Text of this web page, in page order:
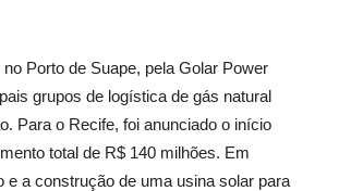
Porto de Suape, pela Golar Power
grupos de logística de gás natural
Para o Recife, foi anunciado o início
total de R$ 140 milhões. Em
a construção de uma usina solar para